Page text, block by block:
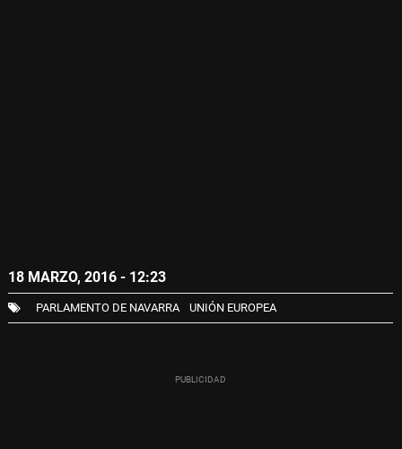
18 MARZO, 2016 - 12:23
PARLAMENTO DE NAVARRA UNIÓN EUROPEA